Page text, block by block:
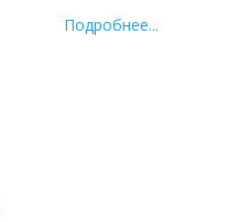
Подробнее...